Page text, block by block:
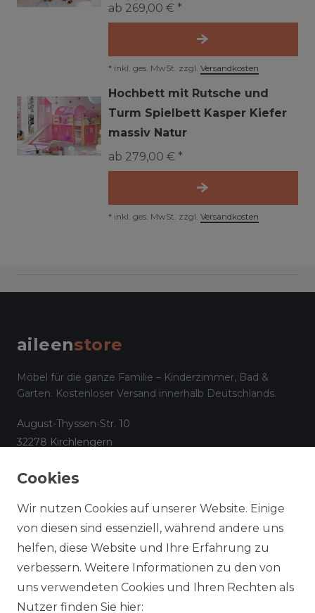
ab 269,00 € *
* inkl. ges. MwSt. zzgl. Versandkosten
Hochbett mit Rutsche und
Turm Spielbett Kasper Kiefer
massiv Natur
ab 279,00 € *
* inkl. ges. MwSt. zzgl. Versandkosten
aileenstore
Möbel für die ganze Familie – Kinderzimmer, Bad &
Garten. Kostenloser Versand innerhalb Deutschlands.
August-Thyssen-Str. 10
32278 Kirchlengern
✉info@aileenstore.de
Lieferzeiten
Zahlungsarten
Widerrufsformular
Informationen zu Elektro-
Impressum
AGB
Datenschutz
Cookies
Wir nutzen Cookies auf unserer Website. Einige
von diesen sind essenziell, während andere uns
helfen, diese Website und Ihre Erfahrung zu
verbessern. Weitere Informationen zu den von
uns verwendeten Cookies und Ihren Rechten als
Nutzer finden Sie hier: